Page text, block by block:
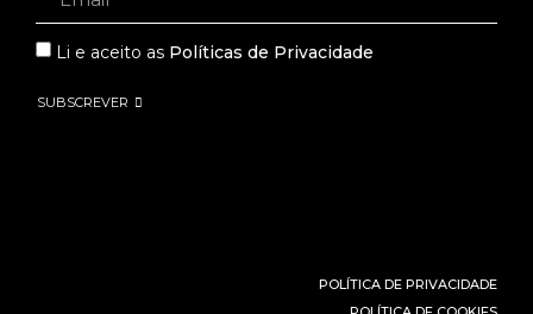
Li e aceito as Políticas de Privacidade
SUBSCREVER
POLÍTICA DE PRIVACIDADE